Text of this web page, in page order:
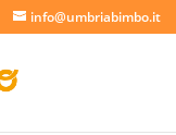
info@umbriabimbo.it